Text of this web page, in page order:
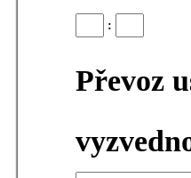
:
Převoz